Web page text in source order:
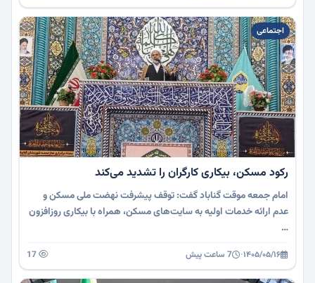
اجتماعی
رکود مسکن، بیکاری کارگران را تشدید می‌کند
امام جمعه موقت گناباد گفت: توقف پیشرفت نهضت ملی مسکن و
عدم ارائه خدمات اولیه به سایت‌های مسکن، همراه با بیکاری روزافزون
…
۱۴۰۵/۰۵/۱۶· 7 ساعت پیش